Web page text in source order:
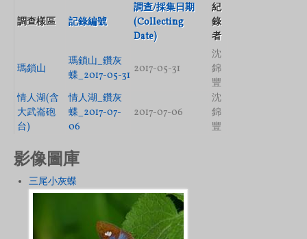
調查樣區 記錄編號
調查/採集日期
(Collecting
Date)
紀
錄
者
瑪鎖山
瑪鎖山_鑽灰
蝶_2017-05-31
2017-05-31
沈
錦
豐
情人湖(含
大武崙砲
台)
情人湖_鑽灰
蝶_2017-07-
06
2017-07-06
沈
錦
豐
影像圖庫
三尾小灰蝶